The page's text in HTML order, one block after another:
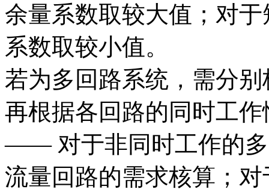
余量系数取较大值；对
系数取较小值。
若为多回路系统，需分
再根据各回路的同时工
—— 对于非同时工作的多
流量回路的需求核算；